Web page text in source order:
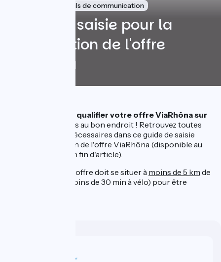
Outils de communication
Guide de saisie pour la
qualification de l'offre
ViaRhôna
qualifier votre offreViaRhônasur
Vous êtes au bon endroit ! Retrouvez toutes
les informations nécessaires dans ce guide de saisie
pour la qualification de l'offre ViaRhôna (disponible au
téléchargement en fin d'article).
Pour rappel, votre offre doit se situer à moins de 5 km de
la ViaRhôna (ou moins de 30 min à vélo) pour être